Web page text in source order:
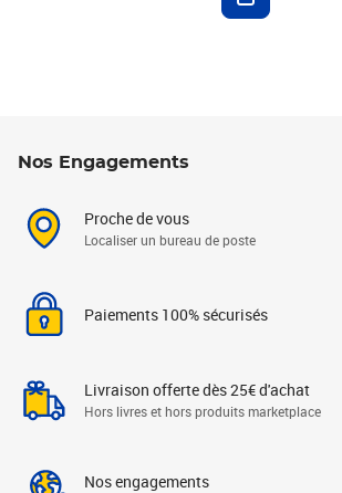
Nos Engagements
Proche de vous
Localiser un bureau de poste
Paiements 100% sécurisés
Livraison offerte dès 25€ d'achat
Hors livres et hors produits marketplace
Nos engagements